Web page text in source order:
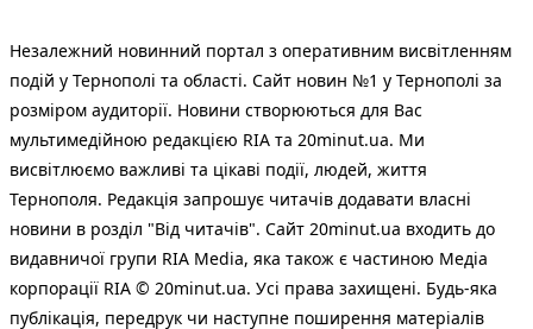
Незалежний новинний портал з оперативним висвітленням
подій у Тернополі та області. Сайт новин №1 у Тернополі за
розміром аудиторії. Новини створюються для Вас
мультимедійною редакцією RIA та 20minut.ua. Ми
висвітлюємо важливі та цікаві події, людей, життя
Тернополя. Редакція запрошує читачів додавати власні
новини в розділ "Від читачів". Сайт 20minut.ua входить до
видавничої групи RIA Media, яка також є частиною Медіа
корпорації RIA © 20minut.ua. Усі права захищені. Будь-яка
публiкацiя, передрук чи наступне поширення матеріалів